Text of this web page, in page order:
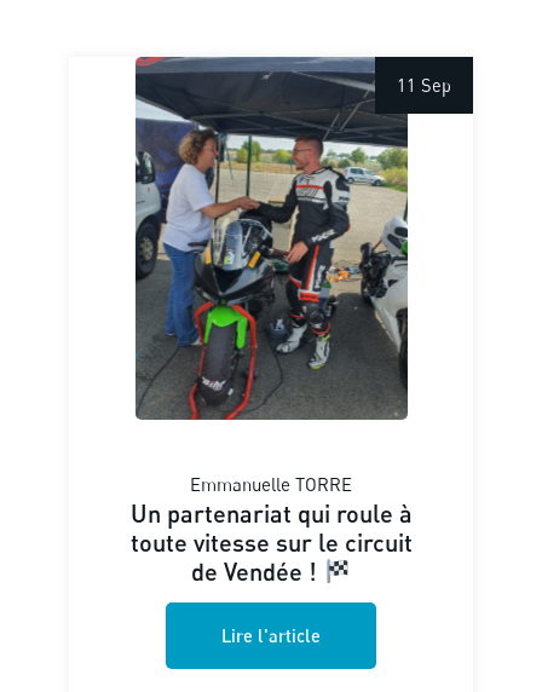
11 Sep
Emmanuelle TORRE
Un partenariat qui roule à
toute vitesse sur le circuit
de Vendée !
Lire l'article